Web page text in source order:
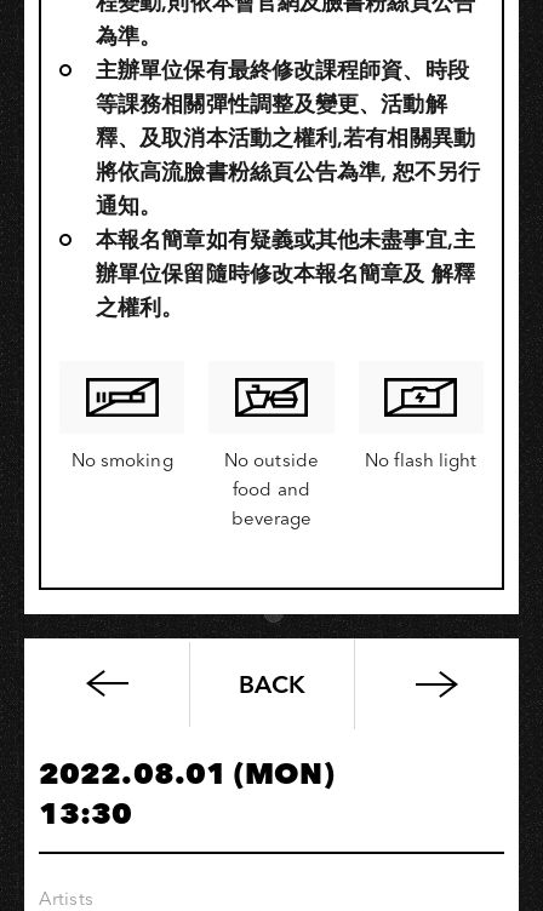
為準。
主辦單位保有最終修改課程師資、時段
等課務相關彈性調整及變更、活動解
釋、及取消本活動之權利,若有相關異動
將依高流臉書粉絲頁公告為準, 恕不另行
通知。
本報名簡章如有疑義或其他未盡事宜,主
辦單位保留隨時修改本報名簡章及 解釋
之權利。
No smoking
No outside
food and
beverage
No flash light
《從
晚
出
生
的
BACK
2022.08.01 (MON)
13:30
Artists